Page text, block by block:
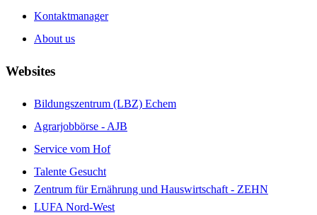
Kontaktmanager
About us
Websites
Bildungszentrum (LBZ) Echem
Agrarjobbörse - AJB
Service vom Hof
Talente Gesucht
Zentrum für Ernährung und Hauswirtschaft - ZEHN
LUFA Nord-West